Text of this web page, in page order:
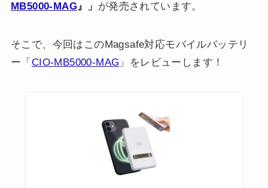
MB5000-MAG』」 が発売されています。
そこで、今回はこのMagsafe対応モバイルバッテリ
ー「 CIO-MB5000-MAG 」をレビューします！